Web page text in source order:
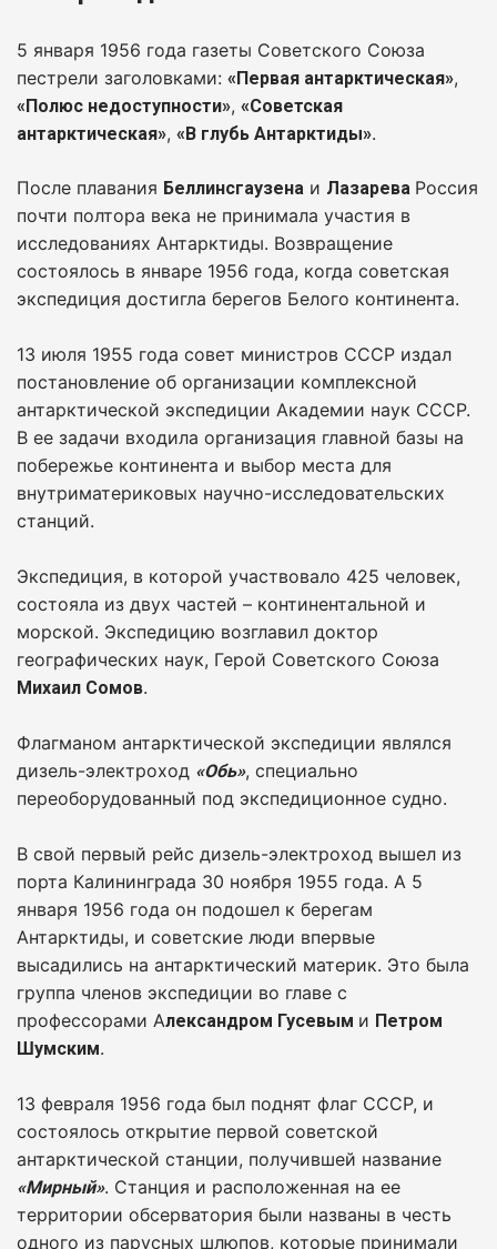
5 января 1956 года газеты Советского Союза
пестрели заголовками: «Первая антарктическая»,
«Полюс недоступности», «Советская
антарктическая», «В глубь Антарктиды».
После плавания Беллинсгаузена и Лазарева Россия
почти полтора века не принимала участия в
исследованиях Антарктиды. Возвращение
состоялось в январе 1956 года, когда советская
экспедиция достигла берегов Белого континента.
13 июля 1955 года совет министров СССР издал
постановление об организации комплексной
антарктической экспедиции Академии наук СССР.
В ее задачи входила организация главной базы на
побережье континента и выбор места для
внутриматериковых научно-исследовательских
станций.
Экспедиция, в которой участвовало 425 человек,
состояла из двух частей – континентальной и
морской. Экспедицию возглавил доктор
географических наук, Герой Советского Союза
Михаил Сомов.
Флагманом антарктической экспедиции являлся
дизель-электроход «Обь», специально
переоборудованный под экспедиционное судно.
В свой первый рейс дизель-электроход вышел из
порта Калининграда 30 ноября 1955 года. А 5
января 1956 года он подошел к берегам
Антарктиды, и советские люди впервые
высадились на антарктический материк. Это была
группа членов экспедиции во главе с
профессорами Александром Гусевым и Петром
Шумским.
13 февраля 1956 года был поднят флаг СССР, и
состоялось открытие первой советской
антарктической станции, получившей название
«Мирный». Станция и расположенная на ее
территории обсерватория были названы в честь
одного из парусных шлюпов, которые принимали